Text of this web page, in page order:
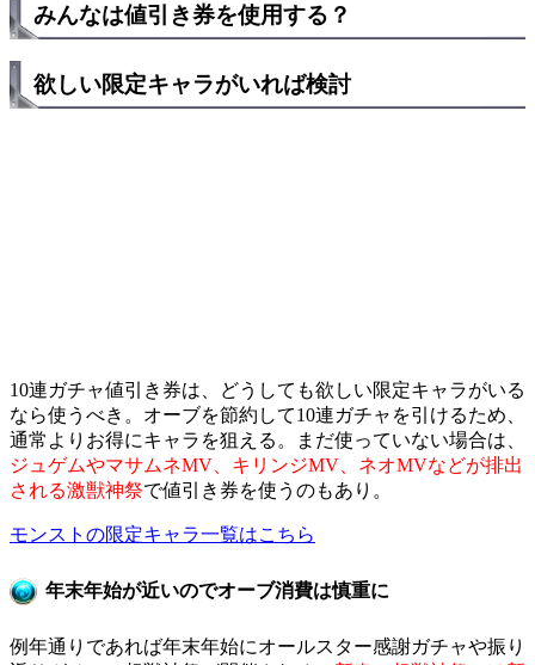
みんなは値引き券を使用する？
欲しい限定キャラがいれば検討
10連ガチャ値引き券は、どうしても欲しい限定キャラがいる
なら使うべき。オーブを節約して10連ガチャを引けるため、
通常よりお得にキャラを狙える。まだ使っていない場合は、
ジュゲムやマサムネMV、キリンジMV、ネオMVなどが排出
される激獣神祭で値引き券を使うのもあり。
モンストの限定キャラ一覧はこちら
年末年始が近いのでオーブ消費は慎重に
例年通りであれば年末年始にオールスター感謝ガチャや振り